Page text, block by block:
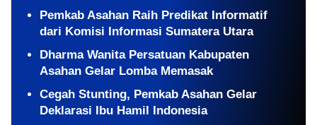
Pemkab Asahan Raih Predikat Informatif
dari Komisi Informasi Sumatera Utara
Dharma Wanita Persatuan Kabupaten
Asahan Gelar Lomba Memasak
Cegah Stunting, Pemkab Asahan Gelar
Deklarasi Ibu Hamil Indonesia